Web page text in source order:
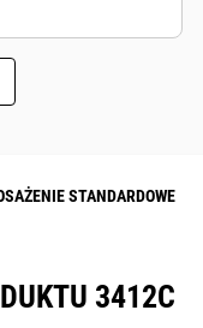
STANDARDOWE
3412C